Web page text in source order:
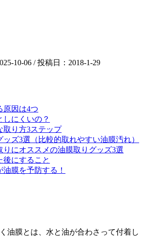
10-06 / 投稿日： 2018-1-29
原因は4つ
しにくいの？
取り方3ステップ
ズ3選（比較的取れやすい油膜汚れ）
りにオススメの油膜取りグッズ3選
後にすること
膜を予防する！
油膜とは、水と油が合わさって付着し